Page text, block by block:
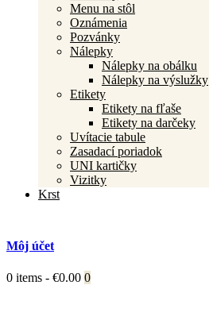
Menu na stôl
Oznámenia
Pozvánky
Nálepky
Nálepky na obálku
Nálepky na výslužky
Etikety
Etikety na fľaše
Etikety na darčeky
Uvítacie tabule
Zasadací poriadok
UNI kartičky
Vizitky
Krst
Môj účet
0 items - €0.00 0